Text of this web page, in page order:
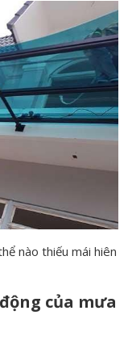
nào thiếu mái hiên
của mưa